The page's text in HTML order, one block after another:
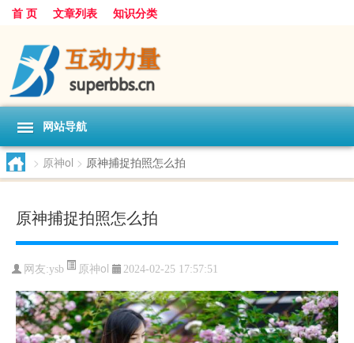
首 页 文章列表 知识分类
网站导航
> 原神ol > 原神捕捉拍照怎么拍
原神捕捉拍照怎么拍
网友:ysb 原神ol 2024-02-25 17:57:51